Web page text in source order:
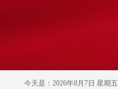
今天是：2026年8月7日 星期五